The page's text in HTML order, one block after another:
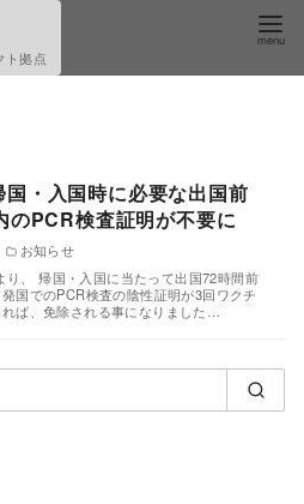
ト拠点
国・入国時に必要な出国前
のPCR検査証明が不要に
お知らせ
り、 帰国・入国に当たって出国72時間前
国でのPCR検査の陰性証明が3回ワクチ
ば、免除される事になりました…